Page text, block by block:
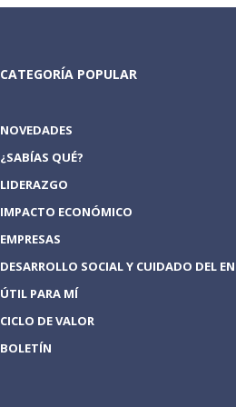
CATEGORÍA POPULAR
NOVEDADES
¿SABÍAS QUÉ?
LIDERAZGO
IMPACTO ECONÓMICO
EMPRESAS
DESARROLLO SOCIAL Y CUIDADO DEL
ÚTIL PARA MÍ
CICLO DE VALOR
BOLETÍN